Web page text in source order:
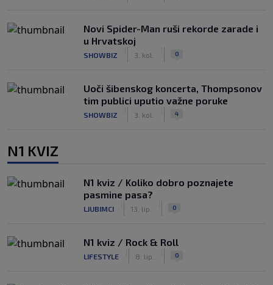
Novi Spider-Man ruši rekorde zarade i
u Hrvatskoj
SHOWBIZ 3. kol. 0
Uoči šibenskog koncerta, Thompsonov
tim publici uputio važne poruke
SHOWBIZ 3. kol. 4
N1 KVIZ
N1 kviz / Koliko dobro poznajete
pasmine pasa?
LJUBIMCI 13. lip. 0
N1 kviz / Rock & Roll
LIFESTYLE 8. lip. 0